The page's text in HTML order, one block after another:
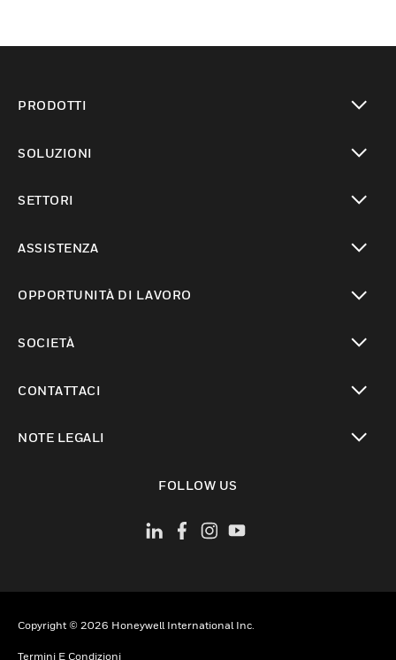
PRODOTTI
SOLUZIONI
SETTORI
ASSISTENZA
OPPORTUNITÀ DI LAVORO
SOCIETÀ
CONTATTACI
NOTE LEGALI
FOLLOW US
Copyright © 2026 Honeywell International Inc.
Termini E Condizioni